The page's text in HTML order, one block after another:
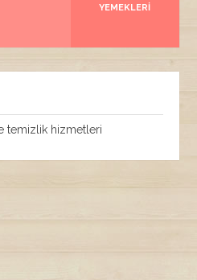
YEMEKLERI
temizlik hizmetleri